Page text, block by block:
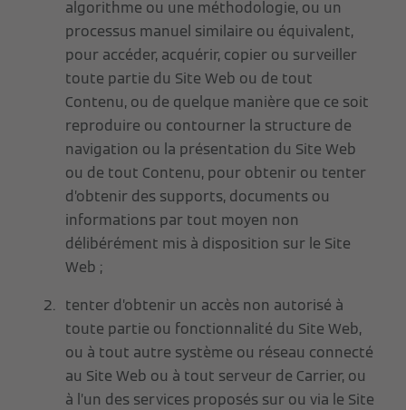
algorithme ou une méthodologie, ou un
processus manuel similaire ou équivalent,
pour accéder, acquérir, copier ou surveiller
toute partie du Site Web ou de tout
Contenu, ou de quelque manière que ce soit
reproduire ou contourner la structure de
navigation ou la présentation du Site Web
ou de tout Contenu, pour obtenir ou tenter
d’obtenir des supports, documents ou
informations par tout moyen non
délibérément mis à disposition sur le Site
Web ;
tenter d’obtenir un accès non autorisé à
toute partie ou fonctionnalité du Site Web,
ou à tout autre système ou réseau connecté
au Site Web ou à tout serveur de Carrier, ou
à l’un des services proposés sur ou via le Site